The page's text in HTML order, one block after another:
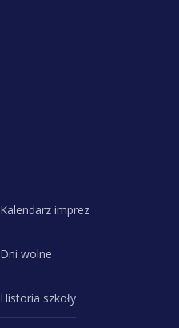
Kalendarz imprez
Dni wolne
Historia szkoły